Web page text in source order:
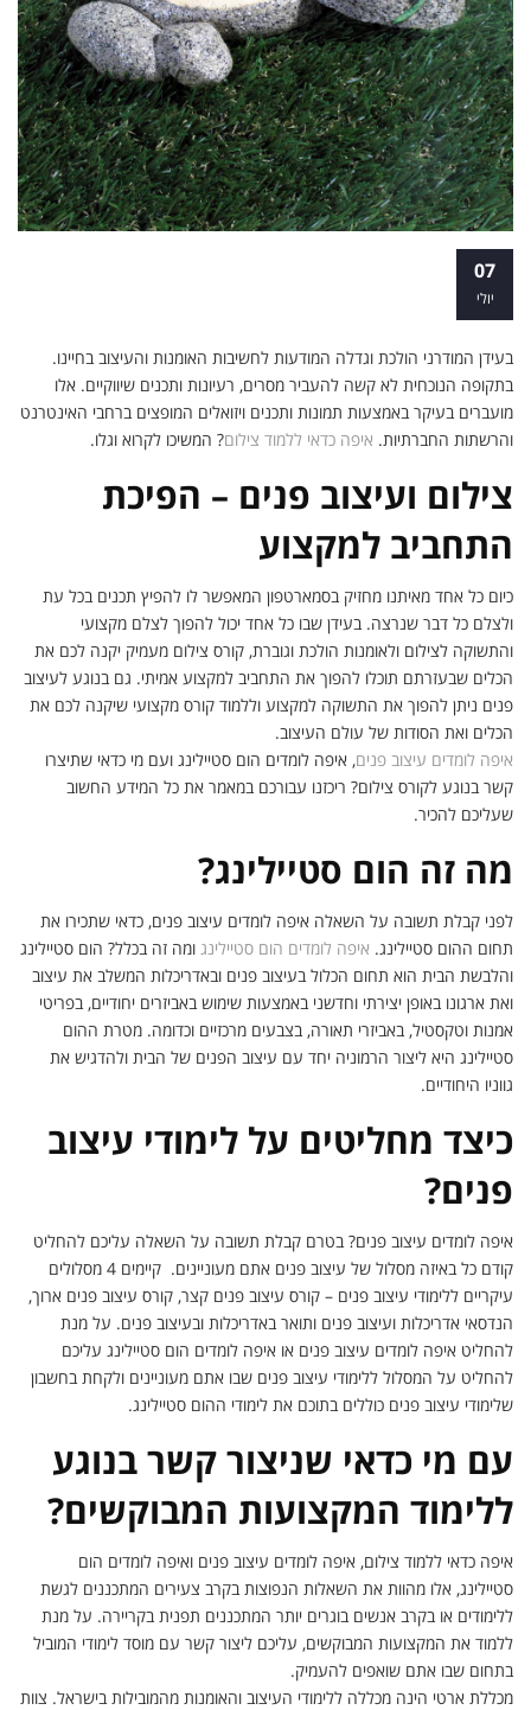
07
יולי
בעידן המודרני הולכת וגדלה המודעות לחשיבות האומנות והעיצוב בחיינו.
בתקופה הנוכחית לא קשה להעביר מסרים, רעיונות ותכנים שיווקיים. אלו
מועברים בעיקר באמצעות תמונות ותכנים ויזואלים המופצים ברחבי האינטרנט
והרשתות החברתיות. איפה כדאי ללמוד צילום? המשיכו לקרוא וגלו.
צילום ועיצוב פנים – הפיכת
התחביב למקצוע
כיום כל אחד מאיתנו מחזיק בסמארטפון המאפשר לו להפיץ תכנים בכל עת
ולצלם כל דבר שנרצה. בעידן שבו כל אחד יכול להפוך לצלם מקצועי
והתשוקה לצילום ולאומנות הולכת וגוברת, קורס צילום מעמיק יקנה לכם את
הכלים שבעזרתם תוכלו להפוך את התחביב למקצוע אמיתי. גם בנוגע לעיצוב
פנים ניתן להפוך את התשוקה למקצוע וללמוד קורס מקצועי שיקנה לכם את
הכלים ואת הסודות של עולם העיצוב.
איפה לומדים עיצוב פנים, איפה לומדים הום סטיילינג ועם מי כדאי שתיצרו
קשר בנוגע לקורס צילום? ריכזנו עבורכם במאמר את כל המידע החשוב
שעליכם להכיר.
מה זה הום סטיילינג?
לפני קבלת תשובה על השאלה איפה לומדים עיצוב פנים, כדאי שתכירו את
תחום ההום סטיילינג. איפה לומדים הום סטיילינג ומה זה בכלל? הום סטיילינג
והלבשת הבית הוא תחום הכלול בעיצוב פנים ובאדריכלות המשלב את עיצוב
ואת ארגונו באופן יצירתי וחדשני באמצעות שימוש באביזרים יחודיים, בפריטי
אמנות וטקסטיל, באביזרי תאורה, בצבעים מרכזיים וכדומה. מטרת ההום
סטיילינג היא ליצור הרמוניה יחד עם עיצוב הפנים של הבית ולהדגיש את
גווניו היחודיים.
כיצד מחליטים על לימודי עיצוב
פנים?
איפה לומדים עיצוב פנים? בטרם קבלת תשובה על השאלה עליכם להחליט
קודם כל באיזה מסלול של עיצוב פנים אתם מעוניינים. קיימים 4 מסלולים
עיקריים ללימודי עיצוב פנים – קורס עיצוב פנים קצר, קורס עיצוב פנים ארוך,
הנדסאי אדריכלות ועיצוב פנים ותואר באדריכלות ובעיצוב פנים. על מנת
להחליט איפה לומדים עיצוב פנים או איפה לומדים הום סטיילינג עליכם
להחליט על המסלול ללימודי עיצוב פנים שבו אתם מעוניינים ולקחת בחשבון
שלימודי עיצוב פנים כוללים בתוכם את לימודי ההום סטיילינג.
עם מי כדאי שניצור קשר בנוגע
ללימוד המקצועות המבוקשים?
איפה כדאי ללמוד צילום, איפה לומדים עיצוב פנים ואיפה לומדים הום
סטיילינג, אלו מהוות את השאלות הנפוצות בקרב צעירים המתכננים לגשת
ללימודים או בקרב אנשים בוגרים יותר המתכננים תפנית בקריירה. על מנת
ללמוד את המקצועות המבוקשים, עליכם ליצור קשר עם מוסד לימודי המוביל
בתחום שבו אתם שואפים להעמיק.
מכללת ארטי הינה מכללה ללימודי העיצוב והאומנות מהמובילות בישראל. צוות